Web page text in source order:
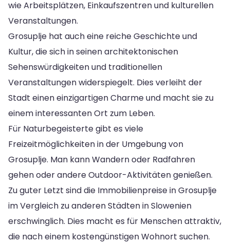
wie Arbeitsplätzen, Einkaufszentren und kulturellen
Veranstaltungen.
Grosuplje hat auch eine reiche Geschichte und
Kultur, die sich in seinen architektonischen
Sehenswürdigkeiten und traditionellen
Veranstaltungen widerspiegelt. Dies verleiht der
Stadt einen einzigartigen Charme und macht sie zu
einem interessanten Ort zum Leben.
Für Naturbegeisterte gibt es viele
Freizeitmöglichkeiten in der Umgebung von
Grosuplje. Man kann Wandern oder Radfahren
gehen oder andere Outdoor-Aktivitäten genießen.
Zu guter Letzt sind die Immobilienpreise in Grosuplje
im Vergleich zu anderen Städten in Slowenien
erschwinglich. Dies macht es für Menschen attraktiv,
die nach einem kostengünstigen Wohnort suchen.